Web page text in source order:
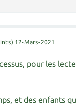
12-Mars-2021
pour les
et des enfants